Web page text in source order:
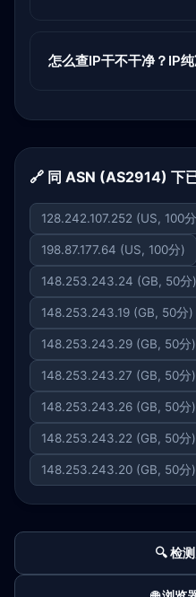
怎么查IP干不干净？IP
🔗 同 ASN (AS2914) 下
128.242.107.252 (US, 100
198.87.177.64 (US, 100分)
148.253.243.24 (GB, 50分)
148.253.243.19 (GB, 50分)
148.253.243.29 (GB, 50分)
148.253.243.27 (GB, 50分)
148.253.243.26 (GB, 50分)
148.253.243.22 (GB, 50分)
148.253.243.20 (GB, 50分)
🔍 检